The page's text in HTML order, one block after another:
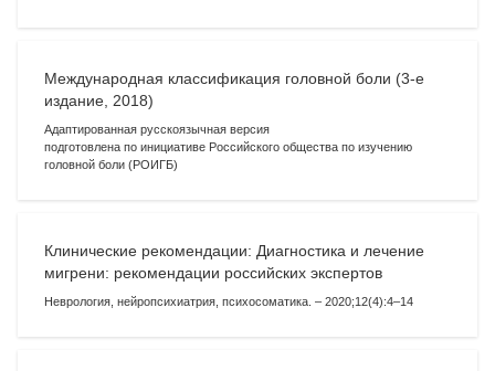
Международная классификация головной боли (3-е
издание, 2018)
Адаптированная русскоязычная версия
подготовлена по инициативе Российского общества по изучению
головной боли (РОИГБ)
Клинические рекомендации: Диагностика и лечение
мигрени: рекомендации российских экспертов
Неврология, нейропсихиатрия, психосоматика. – 2020;12(4):4–14